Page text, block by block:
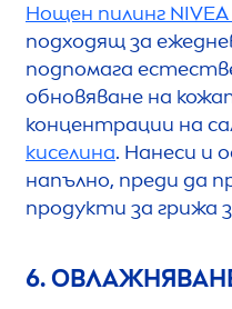
Нощен пилинг NIVEA
подходящ за
подпомага
обновяване на
концентрации на
киселина. Нанеси и
напълно, преди да
продукти за грижа
6.